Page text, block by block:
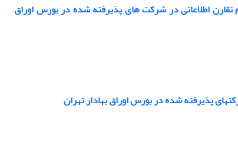
اطلاعاتی در شرکت های پذیرفته شده در بورس اوراق
پذیرفته شده در بورس اوراق بهادار تهران